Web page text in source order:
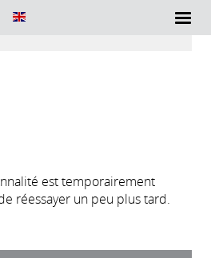
est temporairement
réessayer un peu plus tard.